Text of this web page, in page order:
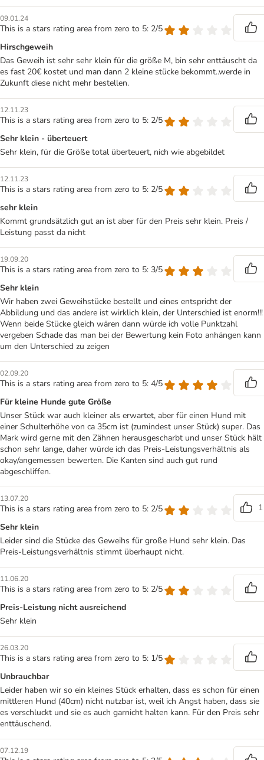
09.01.24
This is a stars rating area from zero to 5: 2/5
Hirschgeweih
Das Geweih ist sehr sehr klein für die größe M, bin sehr enttäuscht da
es fast 20€ kostet und man dann 2 kleine stücke bekommt..werde in
Zukunft diese nicht mehr bestellen.
12.11.23
This is a stars rating area from zero to 5: 2/5
Sehr klein - überteuert
Sehr klein, für die Größe total überteuert, nich wie abgebildet
12.11.23
This is a stars rating area from zero to 5: 2/5
sehr klein
Kommt grundsätzlich gut an ist aber für den Preis sehr klein. Preis /
Leistung passt da nicht
19.09.20
This is a stars rating area from zero to 5: 3/5
Sehr klein
Wir haben zwei Geweihstücke bestellt und eines entspricht der
Abbildung und das andere ist wirklich klein, der Unterschied ist enorm!!!
Wenn beide Stücke gleich wären dann würde ich volle Punktzahl
vergeben Schade das man bei der Bewertung kein Foto anhängen kann
um den Unterschied zu zeigen
02.09.20
This is a stars rating area from zero to 5: 4/5
Für kleine Hunde gute Größe
Unser Stück war auch kleiner als erwartet, aber für einen Hund mit
einer Schulterhöhe von ca 35cm ist (zumindest unser Stück) super. Das
Mark wird gerne mit den Zähnen herausgescharbt und unser Stück hält
schon sehr lange, daher würde ich das Preis-Leistungsverhältnis als
okay/angemessen bewerten. Die Kanten sind auch gut rund
abgeschliffen.
13.07.20
This is a stars rating area from zero to 5: 2/5
1
Sehr klein
Leider sind die Stücke des Geweihs für große Hund sehr klein. Das
Preis-Leistungsverhältnis stimmt überhaupt nicht.
11.06.20
This is a stars rating area from zero to 5: 2/5
Preis-Leistung nicht ausreichend
Sehr klein
26.03.20
This is a stars rating area from zero to 5: 1/5
Unbrauchbar
Leider haben wir so ein kleines Stück erhalten, dass es schon für einen
mittleren Hund (40cm) nicht nutzbar ist, weil ich Angst haben, dass sie
es verschluckt und sie es auch garnicht halten kann. Für den Preis sehr
enttäuschend.
07.12.19